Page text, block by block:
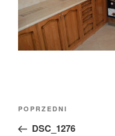
Nawigacja
Poprzedni
wpis
POPRZEDNI
DSC_1276